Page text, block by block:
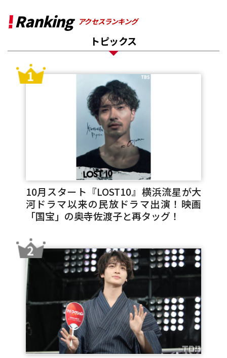
Ranking アクセスランキング
トピックス
10月スタート『LOST10』横浜流星が大
河ドラマ以来の民放ドラマ出演！映画
「国宝」の奥寺佐渡子と再タッグ！